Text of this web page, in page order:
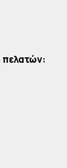
πελατών: